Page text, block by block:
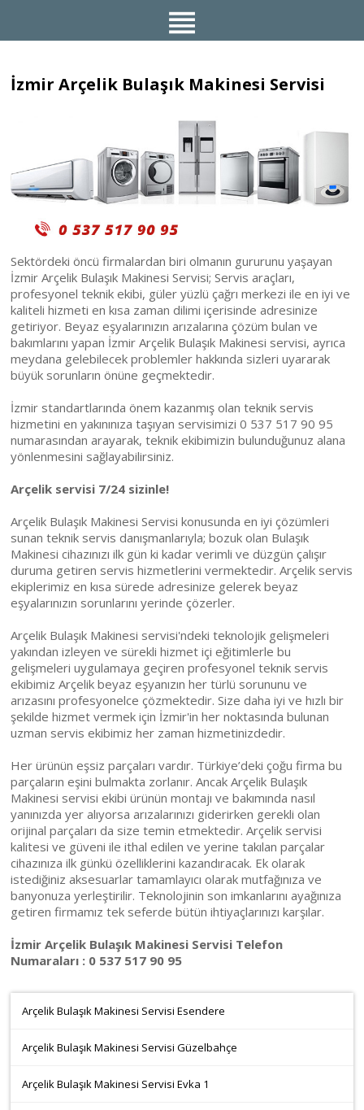
İzmir Arçelik Bulaşık Makinesi Servisi
Sektördeki öncü firmalardan biri olmanın gururunu yaşayan
İzmir Arçelik Bulaşık Makinesi Servisi; Servis araçları,
profesyonel teknik ekibi, güler yüzlü çağrı merkezi ile en iyi ve
kaliteli hizmeti en kısa zaman dilimi içerisinde adresinize
getiriyor. Beyaz eşyalarınızın arızalarına çözüm bulan ve
bakımlarını yapan İzmir Arçelik Bulaşık Makinesi servisi, ayrıca
meydana gelebilecek problemler hakkında sizleri uyararak
büyük sorunların önüne geçmektedir.
İzmir standartlarında önem kazanmış olan teknik servis
hizmetini en yakınınıza taşıyan servisimizi 0 537 517 90 95
numarasından arayarak, teknik ekibimizin bulunduğunuz alana
yönlenmesini sağlayabilirsiniz.
Arçelik servisi 7/24 sizinle!
Arçelik Bulaşık Makinesi Servisi konusunda en iyi çözümleri
sunan teknik servis danışmanlarıyla; bozuk olan Bulaşık
Makinesi cihazınızı ilk gün ki kadar verimli ve düzgün çalışır
duruma getiren servis hizmetlerini vermektedir. Arçelik servis
ekiplerimiz en kısa sürede adresinize gelerek beyaz
eşyalarınızın sorunlarını yerinde çözerler.
Arçelik Bulaşık Makinesi servisi'ndeki teknolojik gelişmeleri
yakından izleyen ve sürekli hizmet içi eğitimlerle bu
gelişmeleri uygulamaya geçiren profesyonel teknik servis
ekibimiz Arçelik beyaz eşyanızın her türlü sorununu ve
arızasını profesyonelce çözmektedir. Size daha iyi ve hızlı bir
şekilde hizmet vermek için İzmir'in her noktasında bulunan
uzman servis ekibimiz her zaman hizmetinizdedir.
Her ürünün eşsiz parçaları vardır. Türkiye’deki çoğu firma bu
parçaların eşini bulmakta zorlanır. Ancak Arçelik Bulaşık
Makinesi servisi ekibi ürünün montajı ve bakımında nasıl
yanınızda yer alıyorsa arızalarınızı giderirken gerekli olan
orijinal parçaları da size temin etmektedir. Arçelik servisi
kalitesi ve güveni ile ithal edilen ve yerine takılan parçalar
cihazınıza ilk günkü özelliklerini kazandıracak. Ek olarak
istediğiniz aksesuarlar tamamlayıcı olarak mutfağınıza ve
banyonuza yerleştirilir. Teknolojinin son imkanlarını ayağınıza
getiren firmamız tek seferde bütün ihtiyaçlarınızı karşılar.
İzmir Arçelik Bulaşık Makinesi Servisi Telefon
Numaraları : 0 537 517 90 95
Arçelik Bulaşık Makinesi Servisi Esendere
Arçelik Bulaşık Makinesi Servisi Güzelbahçe
Arçelik Bulaşık Makinesi Servisi Evka 1